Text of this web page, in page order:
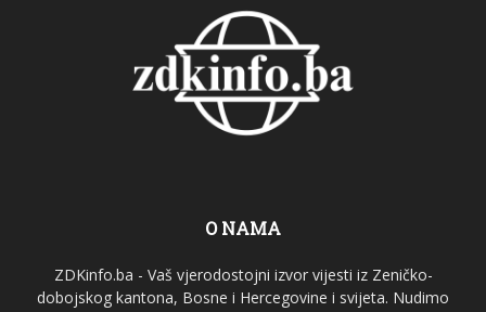
O NAMA
ZDKinfo.ba - Vaš vjerodostojni izvor vijesti iz Zeničko-
dobojskog kantona, Bosne i Hercegovine i svijeta. Nudimo